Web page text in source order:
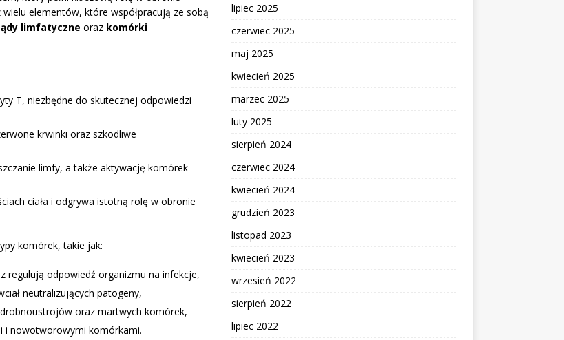
elementów, które współpracują ze sobą
limfatyczne oraz komórki
T, niezbędne do skutecznej odpowiedzi
krwinki oraz szkodliwe
limfy, a także aktywację komórek
ciała i odgrywa istotną rolę w obronie
komórek, takie jak:
regulują odpowiedź organizmu na infekcje,
neutralizujących patogeny,
oraz martwych komórek,
i nowotworowymi komórkami.
lipiec 2025
czerwiec 2025
maj 2025
kwiecień 2025
marzec 2025
luty 2025
sierpień 2024
czerwiec 2024
kwiecień 2024
grudzień 2023
listopad 2023
kwiecień 2023
wrzesień 2022
sierpień 2022
lipiec 2022